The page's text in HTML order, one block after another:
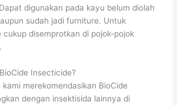
digunakan pada kayu belum diolah
sudah jadi furniture. Untuk
disemprotkan di pojok-pojok
Insecticide?
merekomendasikan BioCide
dengan insektisida lainnya di